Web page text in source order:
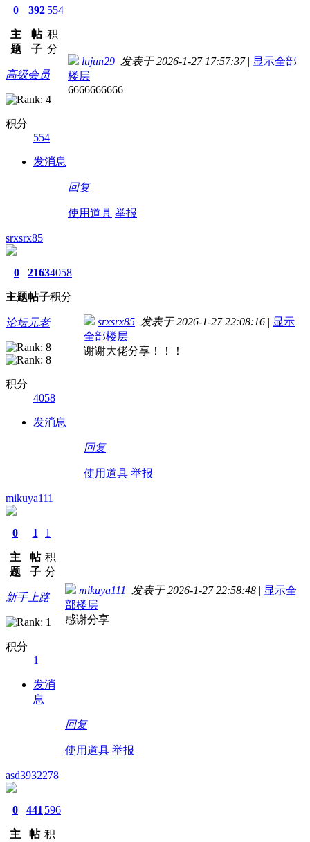
0
主
题
392
帖
子
554
积
分
高级会员
积分
554
发消息
lujun29 发表于 2026-1-27 17:57:37 | 显示全部
楼层
6666666666
回复
使用道具 举报
srxsrx85
0
主题
2163
帖子
4058
积分
论坛元老
积分
4058
发消息
srxsrx85 发表于 2026-1-27 22:08:16 | 显示
全部楼层
谢谢大佬分享！！！
回复
使用道具 举报
mikuya111
0
主
题
1
帖
子
1
积
分
新手上路
积分
1
发消
息
mikuya111 发表于 2026-1-27 22:58:48 | 显示全
部楼层
感谢分享
回复
使用道具 举报
asd3932278
0
主
441
帖
596
积